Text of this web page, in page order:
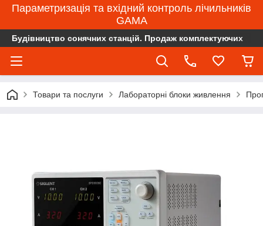
Параметризація та вхідний контроль лічильників
GAMA
Будівництво сонячних станцій. Продаж комплектуючих
Товари та послуги Лабораторні блоки живлення